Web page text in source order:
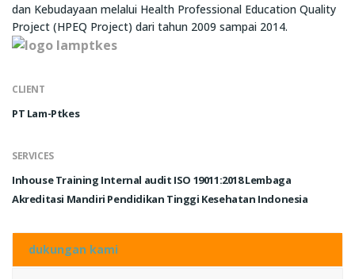
dan Kebudayaan melalui Health Professional Education Quality
Project (HPEQ Project) dari tahun 2009 sampai 2014.
CLIENT
PT Lam-Ptkes
SERVICES
Inhouse Training Internal audit ISO 19011:2018 Lembaga
Akreditasi Mandiri Pendidikan Tinggi Kesehatan Indonesia
dukungan kami